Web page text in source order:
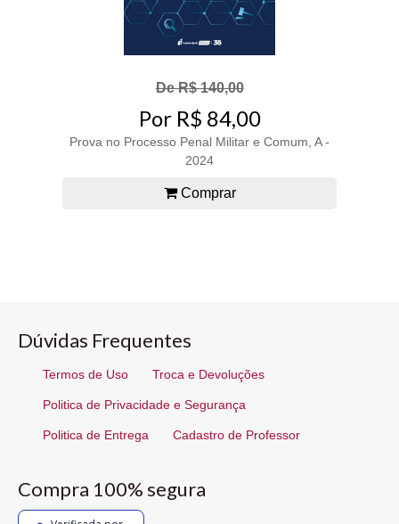
De R$ 140,00
Por R$ 84,00
Prova no Processo Penal Militar e Comum, A -
2024
Comprar
Dúvidas Frequentes
Termos de Uso Troca e Devoluções
Politica de Privacidade e Segurança
Politica de Entrega Cadastro de Professor
Compra 100% segura